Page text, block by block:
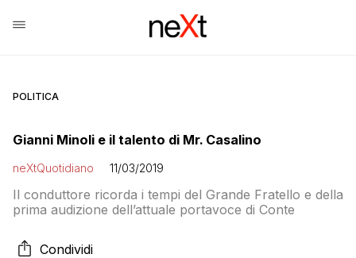
POLITICA
Gianni Minoli e il talento di Mr. Casalino
neXtQuotidiano 11/03/2019
Il conduttore ricorda i tempi del Grande Fratello e della
prima audizione dell’attuale portavoce di Conte
Condividi